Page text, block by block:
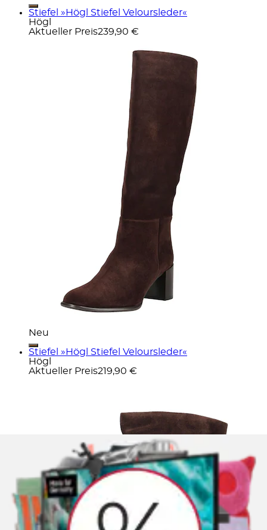
Stiefel »Högl Stiefel Veloursleder«
Högl
Aktueller Preis239,90 €
Neu
Stiefel »Högl Stiefel Veloursleder«
Högl
Aktueller Preis219,90 €